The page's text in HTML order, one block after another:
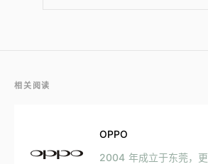
相关阅读
OPPO
2004 年成立于东莞，